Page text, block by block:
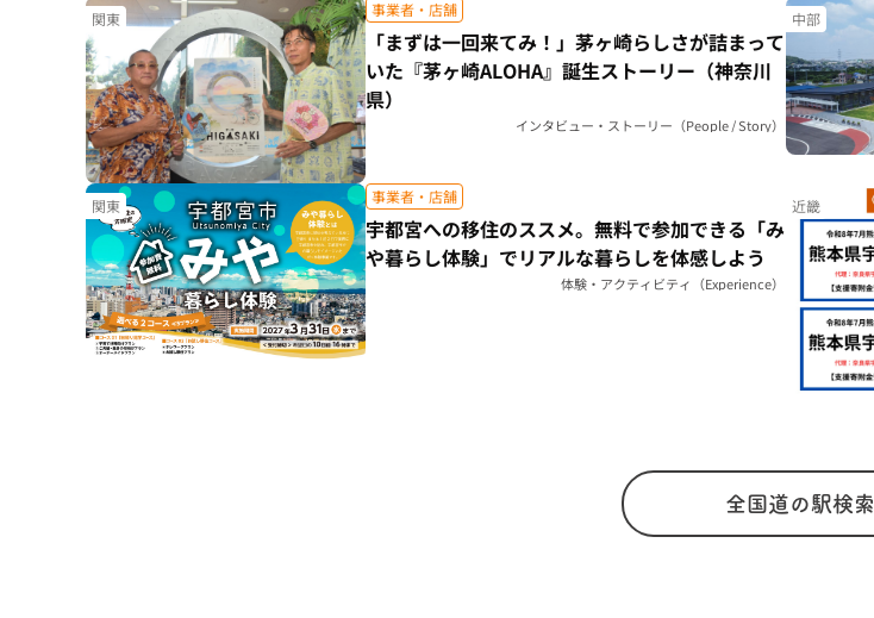
関東 事業者・店舗
「まずは一回来てみ！」茅ヶ崎らしさが詰まって
いた『茅ヶ崎ALOHA』誕生ストーリー（神奈川
県）
インタビュー・ストーリー（People / Story）
中部
関東 事業者・店舗
宇都宮への移住のススメ。無料で参加できる「み
や暮らし体験」でリアルな暮らしを体感しよう
体験・アクティビティ（Experience）
近畿
全国道の駅検索